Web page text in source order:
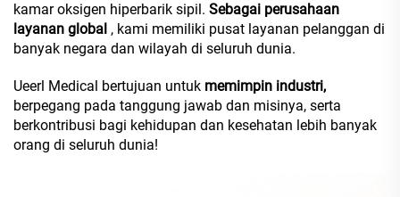
kamar oksigen hiperbarik sipil. Sebagai perusahaan
layanan global , kami memiliki pusat layanan pelanggan di
banyak negara dan wilayah di seluruh dunia.
Ueerl Medical bertujuan untuk memimpin industri,
berpegang pada tanggung jawab dan misinya, serta
berkontribusi bagi kehidupan dan kesehatan lebih banyak
orang di seluruh dunia!